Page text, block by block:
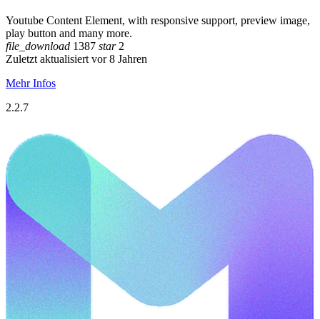
Youtube Content Element, with responsive support, preview image,
play button and many more.
file_download 1387 star2
Zuletzt aktualisiert vor 8 Jahren
Mehr Infos
2.2.7